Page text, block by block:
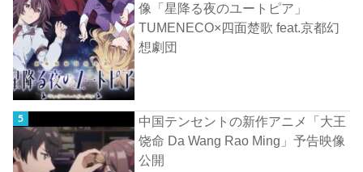
像「星降る夜のユートピア」
TUMENECO×四面楚歌 feat.京都幻
想劇団
中国テンセントの新作アニメ「大王
饶命 Da Wang Rao Ming」予告映像
公開